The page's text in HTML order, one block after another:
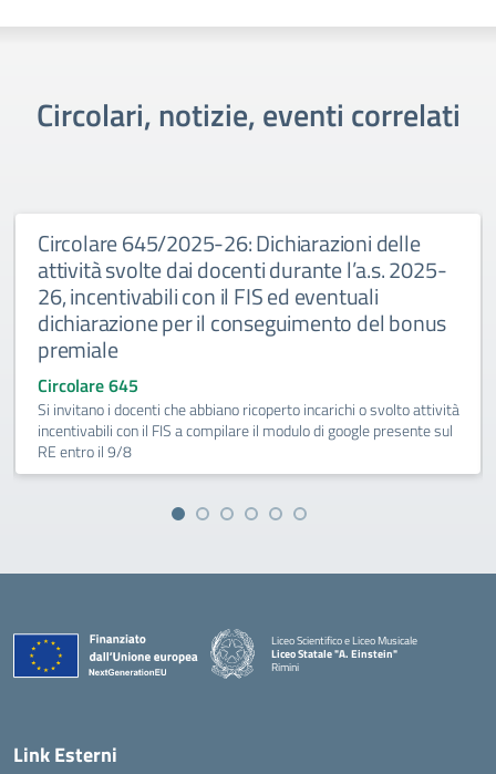
Circolari, notizie, eventi correlati
Circolare 645/2025-26: Dichiarazioni delle
attività svolte dai docenti durante l’a.s. 2025-
26, incentivabili con il FIS ed eventuali
dichiarazione per il conseguimento del bonus
premiale
Circolare 645
Si invitano i docenti che abbiano ricoperto incarichi o svolto attività
incentivabili con il FIS a compilare il modulo di google presente sul
RE entro il 9/8
Liceo Scientifico e Liceo Musicale
Liceo Statale "A. Einstein"
Rimini
Link Esterni